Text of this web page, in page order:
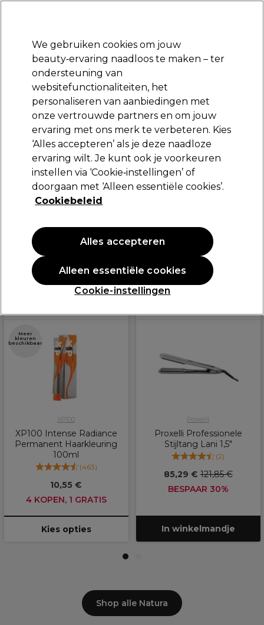
Aanmelden
Merken Deals Haar Elektra
Volgende dag geleverd*
Na verzending, maandag t/m vrijdag
Sorry
Er komen geen producten overeen met
je zoekopdracht
bredere zoekopdracht of een gerelateerde zoekterm.
Dit is misschien wel wat voor je
Meer
kleuren
beschikbaar
XP100
XP100 Intense Radiance
Permanent Haarkleuring
100ml
(463)
10,55 €
4 KOPEN, 1 GRATIS
Kies opties
Proxelli
Proxelli Professionele
Stijltang Lani 1,5"
(2)
85,29 €121,85 €
BESPAAR 30%
In winkelmandje
1
Shop alle Natura
We gebruiken cookies om jouw
beauty‑ervaring naadloos te maken – ter
ondersteuning van
websitefunctionaliteiten, het
personaliseren van aanbiedingen met
onze vertrouwde partners en om jouw
ervaring met ons merk te verbeteren. Kies
‘Alles accepteren’ als je deze naadloze
ervaring wilt. Je kunt ook je voorkeuren
instellen via ‘Cookie‑instellingen’ of
doorgaan met ‘Alleen essentiële cookies’.
Cookiebeleid
Cookie-instellingen
Alleen essentiële cookies
Alles accepteren